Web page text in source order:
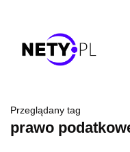
Przeglądany tag
prawo